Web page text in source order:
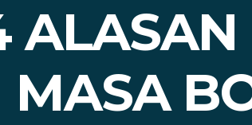
ALASAN
MASA